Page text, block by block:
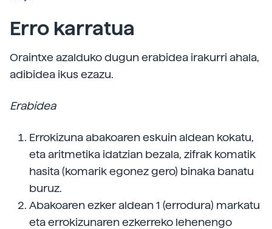
Erro karratua
Oraintxe azalduko dugun erabidea irakurri ahala,
adibidea ikus ezazu.
Erabidea
Errokizuna abakoaren eskuin aldean kokatu,
eta aritmetika idatzian bezala, zifrak komatik
hasita (komarik egonez gero) binaka banatu
buruz.
Abakoaren ezker aldean 1 (errodura) markatu
eta errokizunaren ezkerreko lehenengo